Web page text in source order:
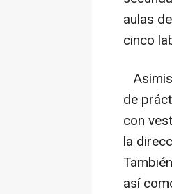
aulas
cinco
de
con
la
así